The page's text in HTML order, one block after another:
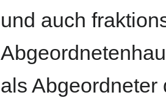
und auch
als